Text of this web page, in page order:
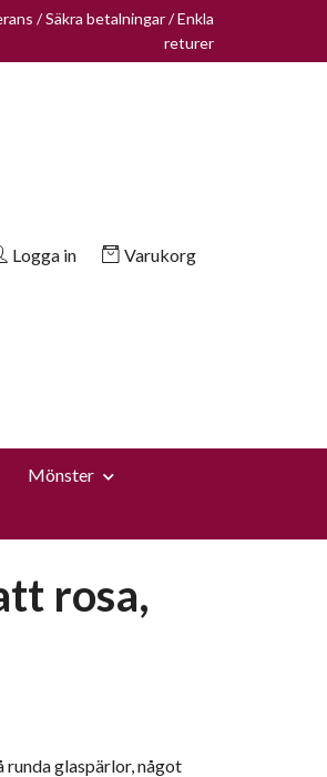
/ Säkra betalningar / Enkla
returer
Logga in Varukorg
Mönster
rosa,
runda glaspärlor, något